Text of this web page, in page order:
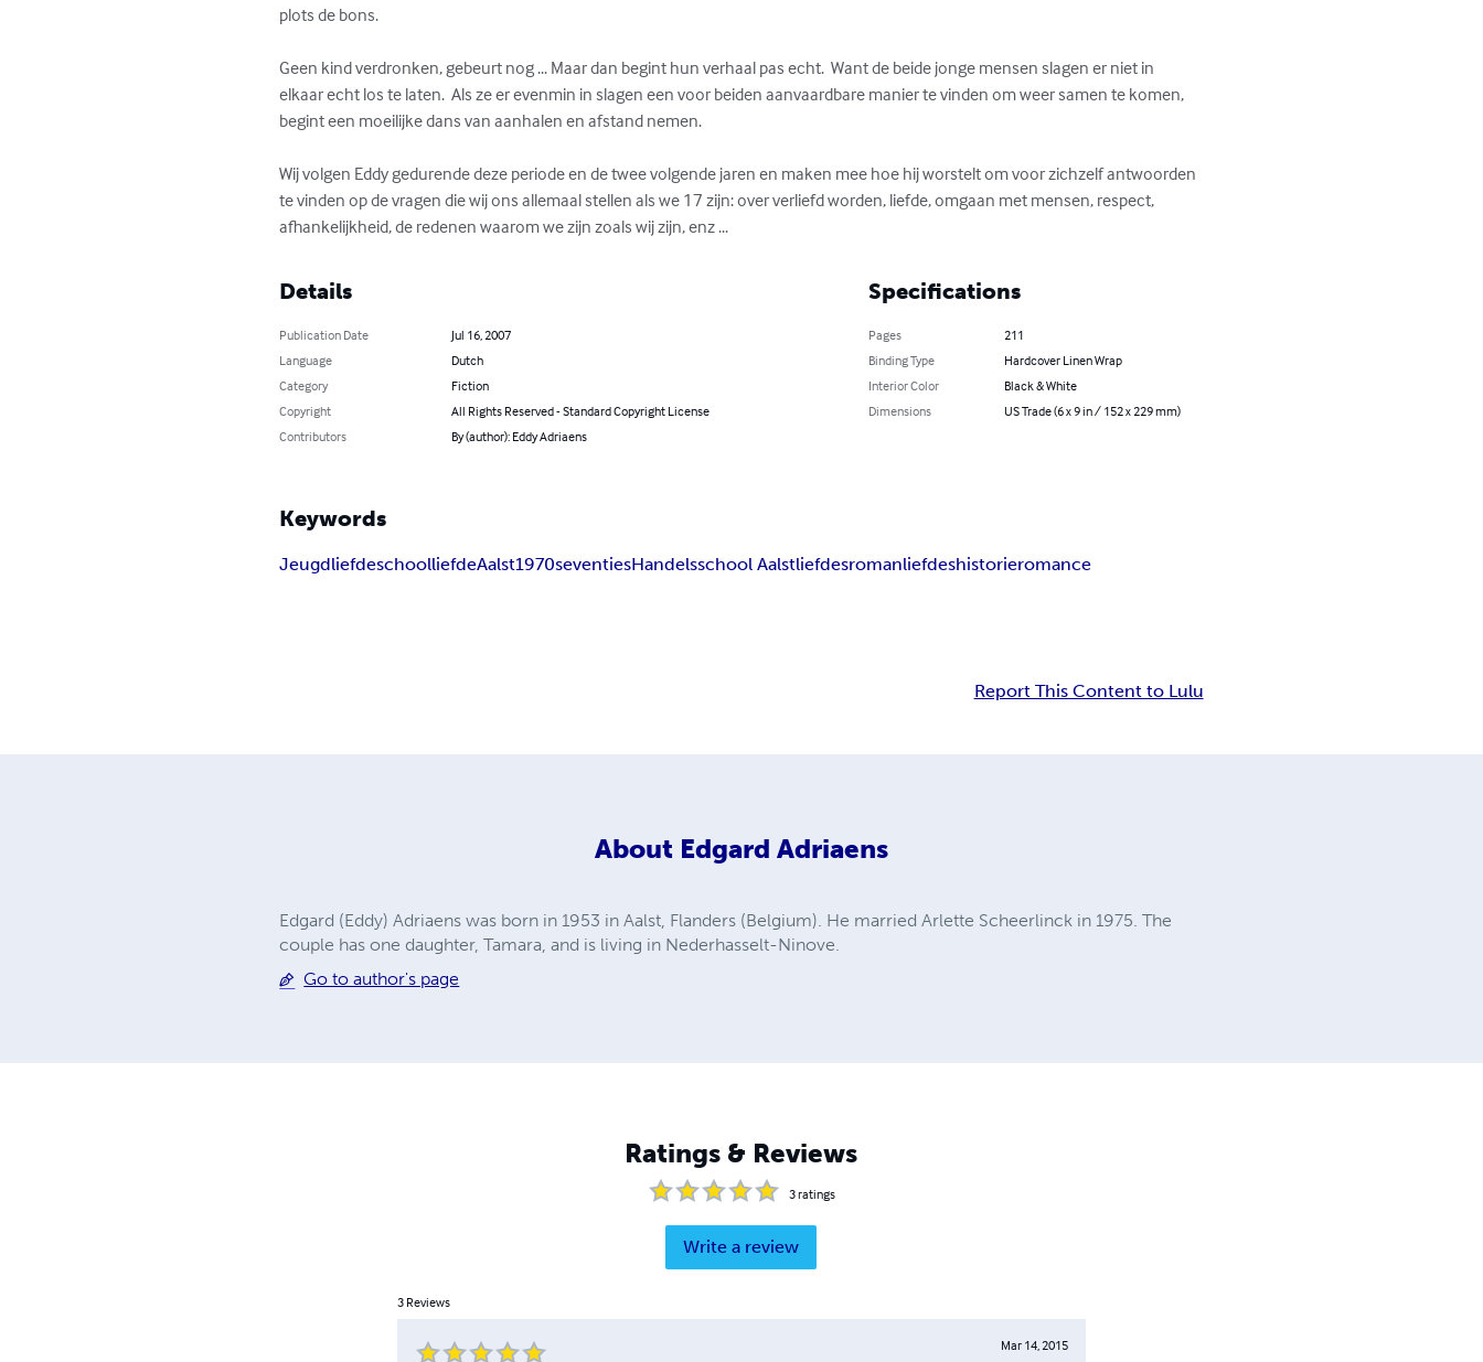
plots de bons.
Geen kind verdronken, gebeurt nog ... Maar dan begint hun verhaal pas echt.  Want de beide jonge mensen slagen er niet in
elkaar echt los te laten.  Als ze er evenmin in slagen een voor beiden aanvaardbare manier te vinden om weer samen te komen,
begint een moeilijke dans van aanhalen en afstand nemen.
Wij volgen Eddy gedurende deze periode en de twee volgende jaren en maken mee hoe hij worstelt om voor zichzelf antwoorden
te vinden op de vragen die wij ons allemaal stellen als we 17 zijn: over verliefd worden, liefde, omgaan met mensen, respect,
afhankelijkheid, de redenen waarom we zijn zoals wij zijn, enz ...
Details
Publication Date
Jul 16, 2007
Language
Dutch
Category
Fiction
Copyright
All Rights Reserved - Standard Copyright License
Contributors
By (author): Eddy Adriaens
Specifications
Pages
211
Binding Type
Hardcover Linen Wrap
Interior Color
Black & White
Dimensions
US Trade (6 x 9 in / 152 x 229 mm)
Keywords
JeugdliefdeschoolliefdeAalst1970seventiesHandelsschool Aalstliefdesromanliefdeshistorieromance
Report This Content to Lulu
About Edgard Adriaens
Edgard (Eddy) Adriaens was born in 1953 in Aalst, Flanders (Belgium). He married Arlette Scheerlinck in 1975. The
couple has one daughter, Tamara, and is living in Nederhasselt-Ninove.
Go to author's page
Ratings & Reviews
3ratings
Write a review
3 Reviews
Mar 14, 2015